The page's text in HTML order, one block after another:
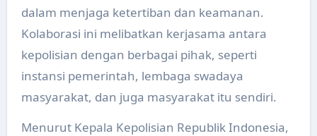
dalam menjaga ketertiban dan keamanan.
Kolaborasi ini melibatkan kerjasama antara
kepolisian dengan berbagai pihak, seperti
instansi pemerintah, lembaga swadaya
masyarakat, dan juga masyarakat itu sendiri.
Menurut Kepala Kepolisian Republik Indonesia,